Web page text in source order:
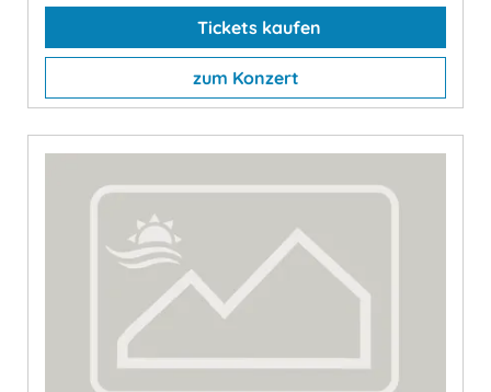
Tickets kaufen
zum Konzert